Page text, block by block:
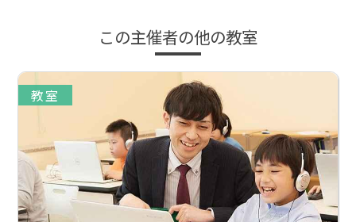
この主催者の他の教室
教室